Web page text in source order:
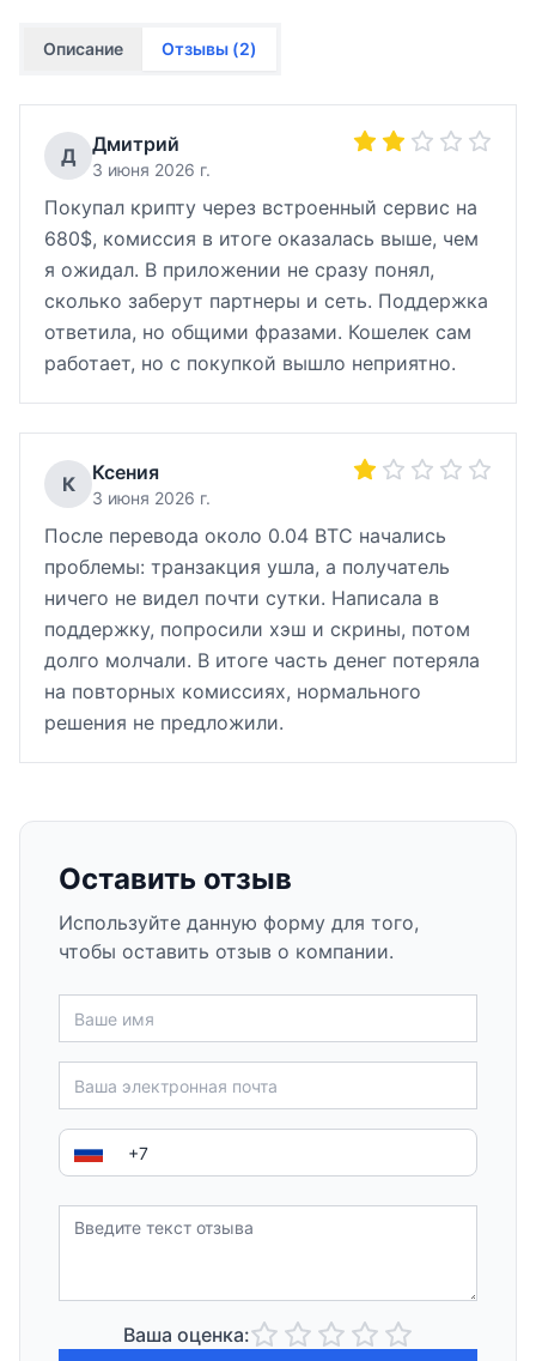
Описание Отзывы (2)
Д Дмитрий
3 июня 2026 г.
Покупал крипту через встроенный сервис на
680$, комиссия в итоге оказалась выше, чем
я ожидал. В приложении не сразу понял,
сколько заберут партнеры и сеть. Поддержка
ответила, но общими фразами. Кошелек сам
работает, но с покупкой вышло неприятно.
К Ксения
3 июня 2026 г.
После перевода около 0.04 BTC начались
проблемы: транзакция ушла, а получатель
ничего не видел почти сутки. Написала в
поддержку, попросили хэш и скрины, потом
долго молчали. В итоге часть денег потеряла
на повторных комиссиях, нормального
решения не предложили.
Оставить отзыв
Используйте данную форму для того,
чтобы оставить отзыв о компании.
Ваша оценка: